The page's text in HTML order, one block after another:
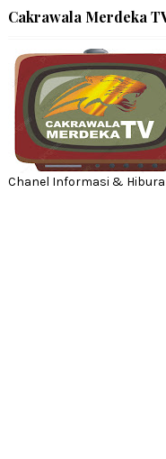
Cakrawala Merdeka
Chanel Informasi &